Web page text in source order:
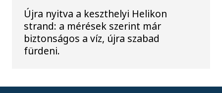
Újra nyitva a keszthelyi Helikon
strand: a mérések szerint már
biztonságos a víz, újra szabad
fürdeni.